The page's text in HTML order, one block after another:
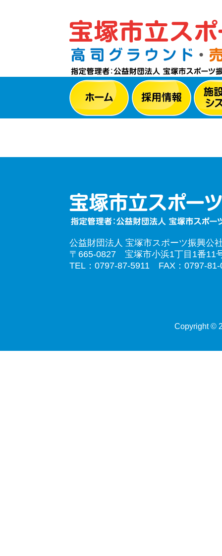
公益財団法人 宝塚市スポーツ振興公
〒665-0827 宝塚市小浜1丁目1番11
TEL：0797-87-5911 FAX：0797-81-
Copyright ©